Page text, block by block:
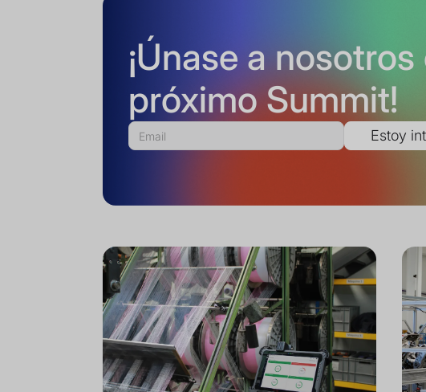
¡Únase a nosotros
próximo Summit!